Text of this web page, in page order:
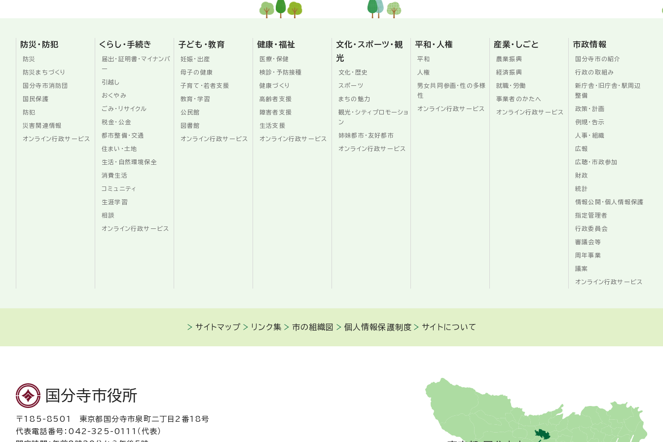
防災・防犯
防災
防災まちづくり
国分寺市消防団
国民保護
防犯
災害関連情報
オンライン行政サービス
くらし・手続き
届出・証明書・マイナンバ
ー
引越し
おくやみ
ごみ・リサイクル
税金・公金
都市整備・交通
住まい・土地
生活・自然環境保全
消費生活
コミュニティ
生涯学習
相談
オンライン行政サービス
子ども・教育
妊娠・出産
母子の健康
子育て・若者支援
教育・学習
公民館
図書館
オンライン行政サービス
健康・福祉
医療・保健
検診・予防接種
健康づくり
高齢者支援
障害者支援
生活支援
オンライン行政サービス
文化・スポーツ・観
光
文化・歴史
スポーツ
まちの魅力
観光・シティプロモーショ
ン
姉妹都市・友好都市
オンライン行政サービス
平和・人権
平和
人権
男女共同参画・性の多様
性
オンライン行政サービス
産業・しごと
農業振興
経済振興
就職・労働
事業者のかたへ
オンライン行政サービス
市政情報
国分寺市の紹介
行政の取組み
新庁舎・旧庁舎・駅周辺
整備
政策・計画
例規・告示
人事・組織
広報
広聴・市政参加
財政
統計
情報公開・個人情報保護
指定管理者
行政委員会
審議会等
周年事業
議案
オンライン行政サービス
サイトマップ リンク集 市の組織図 個人情報保護制度 サイトについて
国分寺市役所
〒185-8501 東京都国分寺市泉町二丁目2番18号
代表電話番号：042-325-0111（代表）